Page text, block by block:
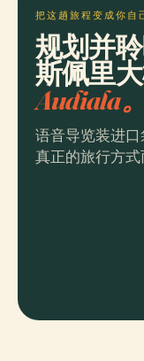
把这趟旅程变成你自
规划并
斯佩里大
Audiala。
语音导览装进
真正的旅行方式